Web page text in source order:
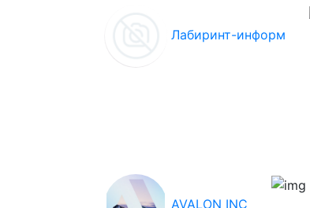
Лабиринт-информ
AVALON INC